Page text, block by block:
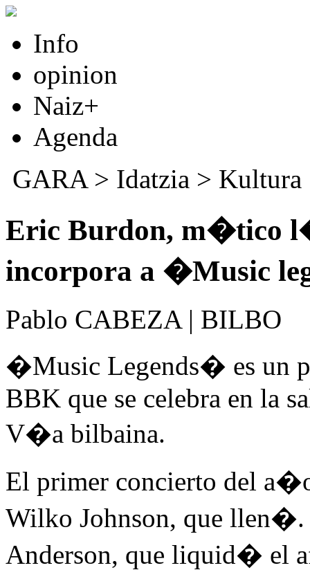
Info
opinion
Naiz+
Agenda
GARA> Idatzia > Kultura
Eric Burdon, m�tico
incorpora a �Music
Pablo CABEZA | BILBO
�Music Legends� es un
BBK que se celebra en la
V�a bilbaina.
El primer concierto del
Wilko Johnson, que
Anderson, que liquid� el